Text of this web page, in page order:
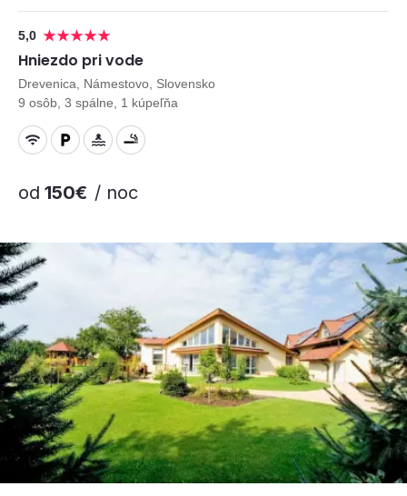
5,0
Hniezdo pri vode
Drevenica, Námestovo, Slovensko
9 osôb, 3 spálne, 1 kúpeľňa
od 150€ / noc